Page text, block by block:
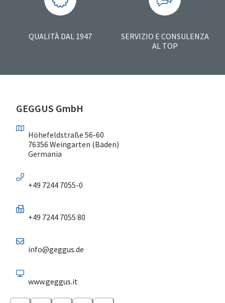
QUALITÀ DAL 1947
SERVIZIO E CONSULENZA
AL TOP
GEGGUS GmbH
Höhefeldstraße 56-60
76356 Weingarten (Baden)
Germania
+49 7244 7055-0
+49 7244 7055 80
info@geggus.de
www.geggus.it